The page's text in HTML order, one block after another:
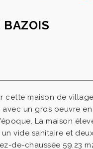
BAZOIS
cette maison de village
avec un gros oeuvre
La maison
vide sanitaire et
de-chaussée 59.23